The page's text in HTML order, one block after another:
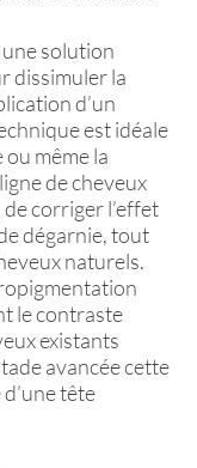
solution
dissimuler la
d’un
est idéale
même la
de cheveux
corriger l’effet
dégarnie, tout
naturels.
le contraste
existants
avancée cette
tête